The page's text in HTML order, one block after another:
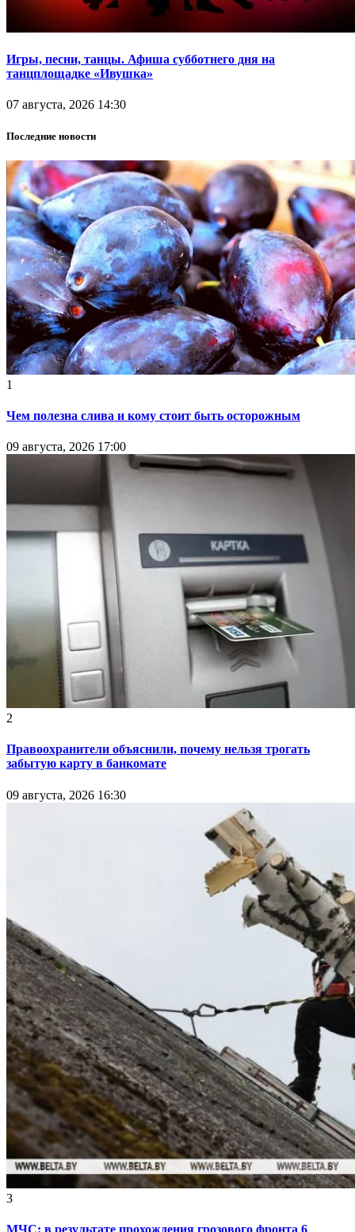
Игры, песни, танцы. Афиша субботнего дня на
танцплощадке «Ивушка»
07 августа, 2026 14:30
Последние новости
1
Чем полезна слива и кому стоит быть осторожным
09 августа, 2026 17:00
2
Правоохранители объяснили, почему нельзя трогать
забытую карту в банкомате
09 августа, 2026 16:30
3
МЧС: в результате прохождения грозового фронта 6